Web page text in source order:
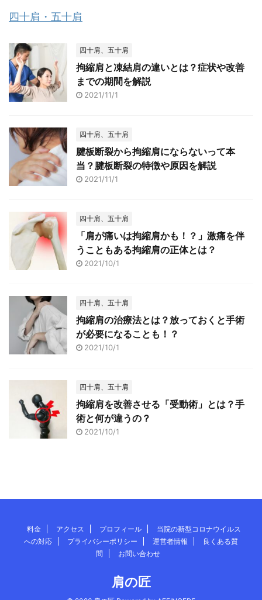
四十肩・五十肩
四十肩、五十肩
拘縮肩と凍結肩の違いとは？症状や改善
までの期間を解説
2021/11/1
四十肩、五十肩
腱板断裂から拘縮肩にならないって本
当？腱板断裂の特徴や原因を解説
2021/11/1
四十肩、五十肩
「肩が痛いは拘縮肩かも！？」激痛を伴
うこともある拘縮肩の正体とは？
2021/10/1
四十肩、五十肩
拘縮肩の治療法とは？放っておくと手術
が必要になることも！？
2021/10/1
四十肩、五十肩
拘縮肩を改善させる「受動術」とは？手
術と何が違うの？
2021/10/1
料金 アクセス プロフィール
当院の新型コロナウイルス
への対応
プライバシーポリシー 運営者情報
良くある質
問
お問い合わせ
肩の匠